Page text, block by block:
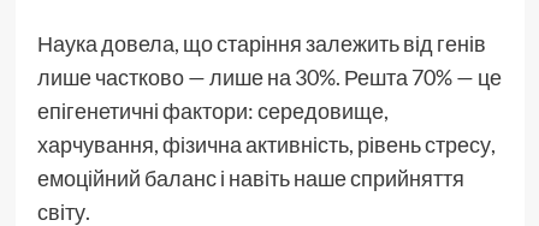
Наука довела, що старіння залежить від генів
лише частково — лише на 30%. Решта 70% — це
епігенетичні фактори: середовище,
харчування, фізична активність, рівень стресу,
емоційний баланс і навіть наше сприйняття
світу.